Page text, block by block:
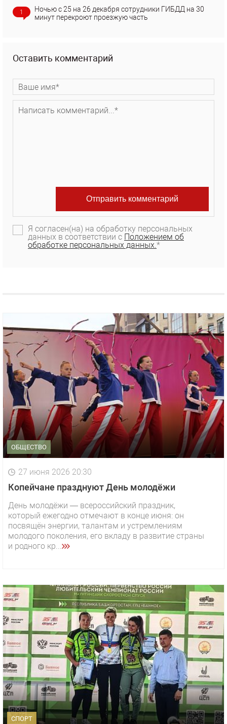
1
Ночью с 25 на 26 декабря сотрудники ГИБДД на 30
минут перекроют проезжую часть
Оставить комментарий
Я согласен(на) на обработку персональных
данных в соответствии с Положением об
обработке персональных данных.*
ОБЩЕСТВО
27 июня 2026 20:30
Копейчане празднуют День молодёжи
День молодёжи — всероссийский праздник,
который ежегодно отмечают в конце июня: он
посвящён энергии, талантам и устремлениям
молодого поколения, его вкладу в развитие страны
и родного кр...
СПОРТ